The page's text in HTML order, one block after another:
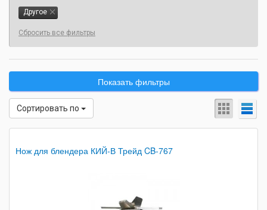
Показать фильтры
Сортировать по
Нож для блендера КИЙ-В Трейд CB-767
Другое
Сбросить все фильтры